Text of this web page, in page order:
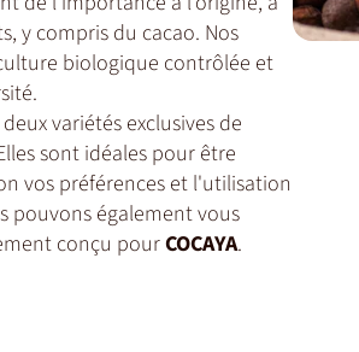
y compris du cacao. Nos
biologique contrôlée et
variétés exclusives de
sont idéales pour être
vos préférences et l'utilisation
pouvons également vous
conçu pourCOCAYA.